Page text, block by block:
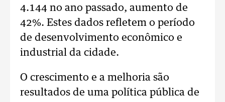
4.144 no ano passado, aumento de
42%. Estes dados refletem o período
de desenvolvimento econômico e
industrial da cidade.
O crescimento e a melhoria são
resultados de uma política pública de